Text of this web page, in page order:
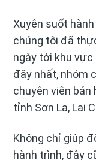
Xuyên suốt
chúng tôi đã
ngày tới khu vực
đây nhất, nhóm
chuyên viên bán
tỉnh Sơn La, Lai
Không chỉ giúp
hành trình, đây